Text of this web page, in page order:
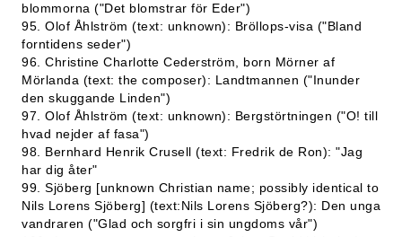
blommorna ("Det blomstrar för Eder")
95. Olof Åhlström (text: unknown): Bröllops-visa ("Bland
forntidens seder")
96. Christine Charlotte Cederström, born Mörner af
Mörlanda (text: the composer): Landtmannen ("Inunder
den skuggande Linden")
97. Olof Åhlström (text: unknown): Bergstörtningen ("O! till
hvad nejder af fasa")
98. Bernhard Henrik Crusell (text: Fredrik de Ron): "Jag
har dig åter"
99. Sjöberg [unknown Christian name; possibly identical to
Nils Lorens Sjöberg] (text:Nils Lorens Sjöberg?): Den unga
vandraren ("Glad och sorgfri i sin ungdoms vår")